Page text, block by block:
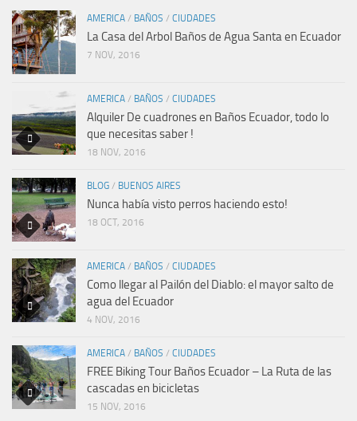
AMERICA / BAÑOS / CIUDADES
La Casa del Arbol Baños de Agua Santa en Ecuador
7 NOV, 2016
AMERICA / BAÑOS / CIUDADES
Alquiler De cuadrones en Baños Ecuador, todo lo
que necesitas saber !
18 NOV, 2016
BLOG / BUENOS AIRES
Nunca había visto perros haciendo esto!
18 OCT, 2016
AMERICA / BAÑOS / CIUDADES
Como llegar al Pailón del Diablo: el mayor salto de
agua del Ecuador
4 NOV, 2016
AMERICA / BAÑOS / CIUDADES
FREE Biking Tour Baños Ecuador – La Ruta de las
cascadas en bicicletas
15 NOV, 2016